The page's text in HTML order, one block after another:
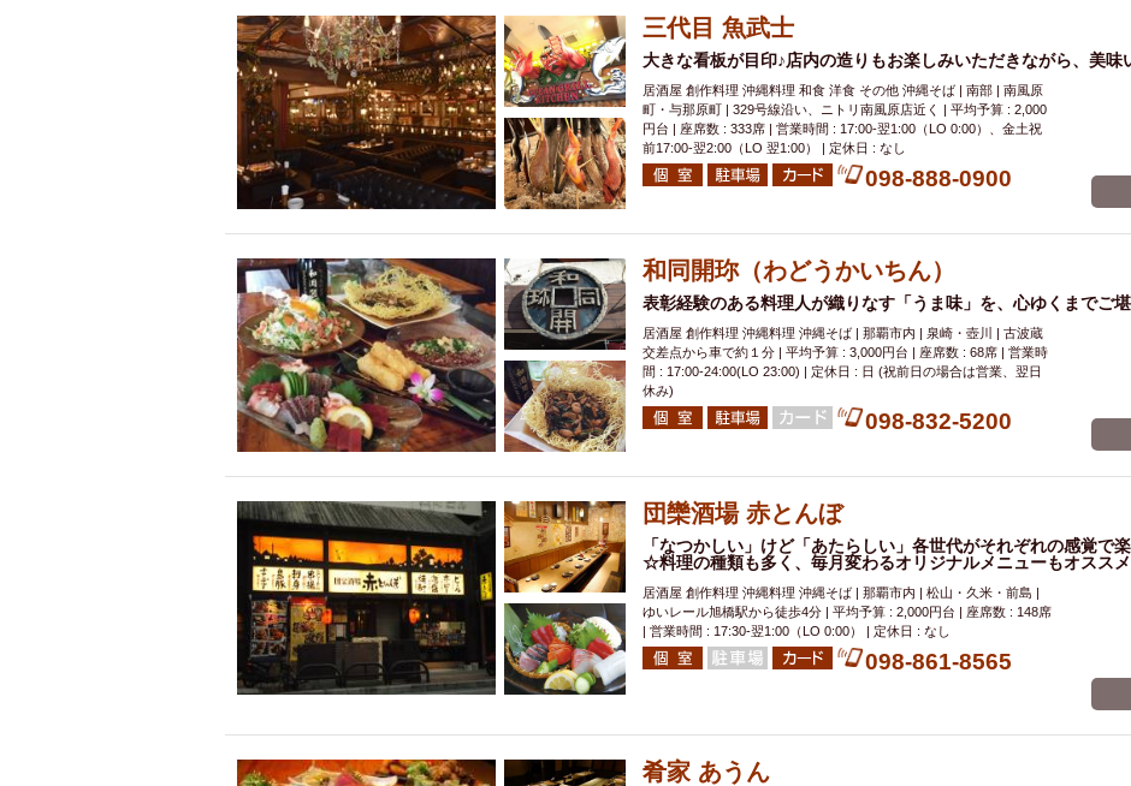
三代目 魚武士
大きな看板が目印♪店内の造りもお楽しみいただきながら、美味
居酒屋 創作料理 沖縄料理 和食 洋食 その他 沖縄そば | 南部 | 南風原
町・与那原町 | 329号線沿い、ニトリ南風原店近く | 平均予算 : 2,000
円台 | 座席数 : 333席 | 営業時間 : 17:00-翌1:00（LO 0:00）、金土祝
前17:00-翌2:00（LO 翌1:00） | 定休日 : なし
098-888-0900
和同開珎（わどうかいちん）
表彰経験のある料理人が織りなす「うま味」を、心ゆくまでご堪
居酒屋 創作料理 沖縄料理 沖縄そば | 那覇市内 | 泉崎・壺川 | 古波蔵
交差点から車で約１分 | 平均予算 : 3,000円台 | 座席数 : 68席 | 営業時
間 : 17:00-24:00(LO 23:00) | 定休日 : 日 (祝前日の場合は営業、翌日
休み)
098-832-5200
団欒酒場 赤とんぼ
「なつかしい」けど「あたらしい」各世代がそれぞれの感覚で
☆料理の種類も多く、毎月変わるオリジナルメニューもオススメ
居酒屋 創作料理 沖縄料理 沖縄そば | 那覇市内 | 松山・久米・前島 |
ゆいレール旭橋駅から徒歩4分 | 平均予算 : 2,000円台 | 座席数 : 148席
| 営業時間 : 17:30-翌1:00（LO 0:00） | 定休日 : なし
098-861-8565
肴家 あうん